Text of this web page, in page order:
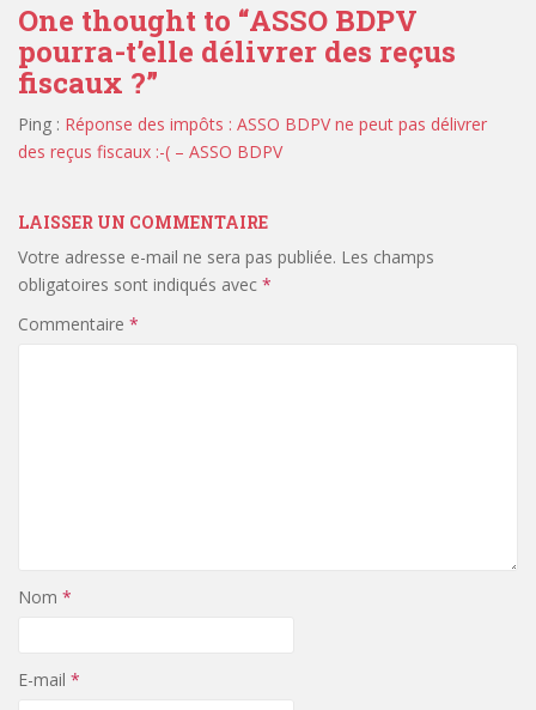
One thought to “ASSO BDPV
pourra-t’elle délivrer des reçus
fiscaux ?”
Ping : Réponse des impôts : ASSO BDPV ne peut pas délivrer
des reçus fiscaux :-( – ASSO BDPV
LAISSER UN COMMENTAIRE
Votre adresse e-mail ne sera pas publiée. Les champs
obligatoires sont indiqués avec *
Commentaire *
Nom *
E-mail *